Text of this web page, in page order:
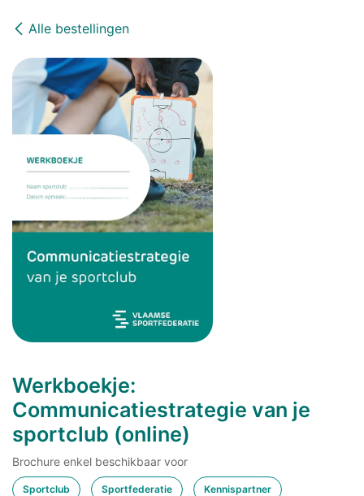
Alle bestellingen
Werkboekje:
Communicatiestrategie van je
sportclub (online)
Brochure enkel beschikbaar voor
Sportclub Sportfederatie Kennispartner